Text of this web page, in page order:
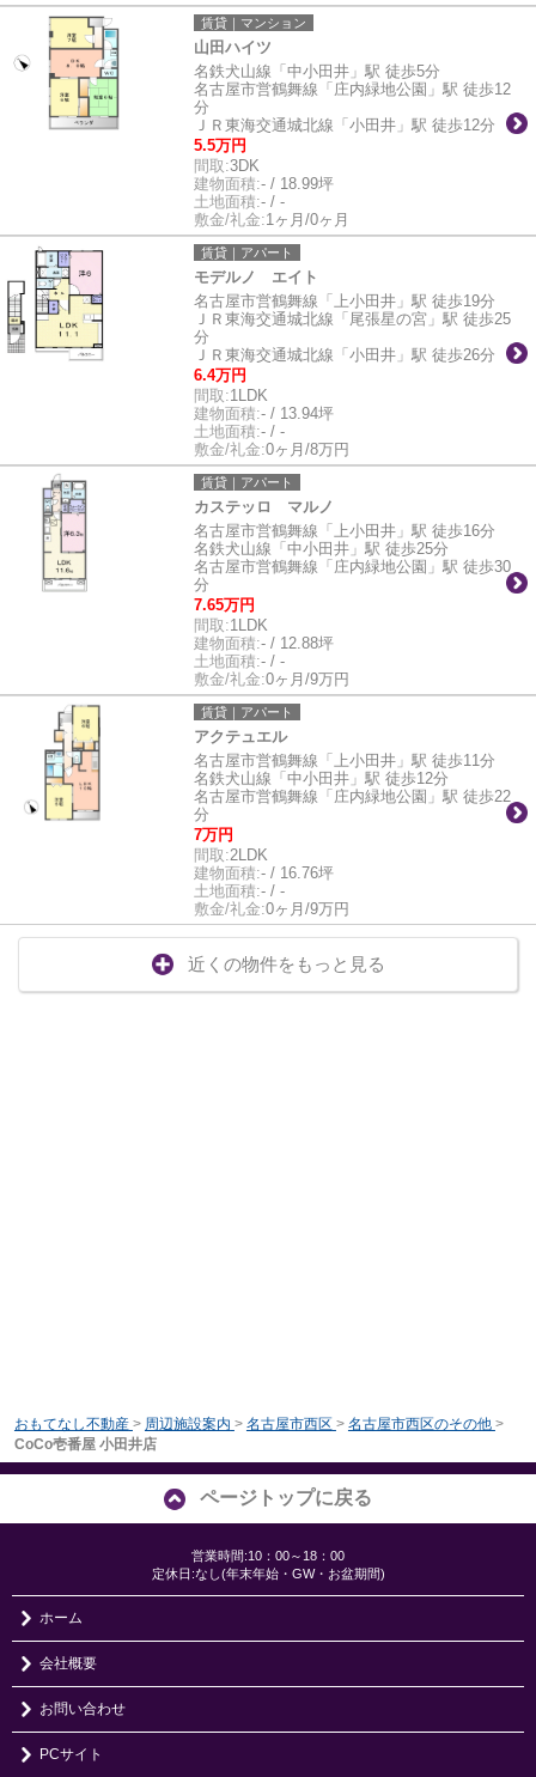
賃貸｜マンション
山田ハイツ
名鉄犬山線「中小田井」駅 徒歩5分
名古屋市営鶴舞線「庄内緑地公園」駅 徒歩12
分
ＪＲ東海交通城北線「小田井」駅 徒歩12分
5.5万円
間取:3DK
建物面積:- / 18.99坪
土地面積:- / -
敷金/礼金:1ヶ月/0ヶ月
賃貸｜アパート
モデルノ エイト
名古屋市営鶴舞線「上小田井」駅 徒歩19分
ＪＲ東海交通城北線「尾張星の宮」駅 徒歩25
分
ＪＲ東海交通城北線「小田井」駅 徒歩26分
6.4万円
間取:1LDK
建物面積:- / 13.94坪
土地面積:- / -
敷金/礼金:0ヶ月/8万円
賃貸｜アパート
カステッロ マルノ
名古屋市営鶴舞線「上小田井」駅 徒歩16分
名鉄犬山線「中小田井」駅 徒歩25分
名古屋市営鶴舞線「庄内緑地公園」駅 徒歩30
分
7.65万円
間取:1LDK
建物面積:- / 12.88坪
土地面積:- / -
敷金/礼金:0ヶ月/9万円
賃貸｜アパート
アクテュエル
名古屋市営鶴舞線「上小田井」駅 徒歩11分
名鉄犬山線「中小田井」駅 徒歩12分
名古屋市営鶴舞線「庄内緑地公園」駅 徒歩22
分
7万円
間取:2LDK
建物面積:- / 16.76坪
土地面積:- / -
敷金/礼金:0ヶ月/9万円
近くの物件をもっと見る
おもてなし不動産 > 周辺施設案内 > 名古屋市西区 > 名古屋市西区のその他 >
CoCo壱番屋 小田井店
ページトップに戻る
営業時間:10：00～18：00
定休日:なし(年末年始・GW・お盆期間)
ホーム
会社概要
お問い合わせ
PCサイト